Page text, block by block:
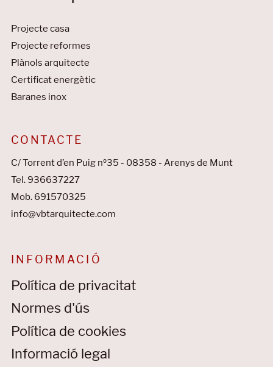
Projecte casa
Projecte reformes
Plànols arquitecte
Certificat energètic
Baranes inox
CONTACTE
C/ Torrent d’en Puig nº35 - 08358 - Arenys de Munt
Tel. 936637227
Mob. 691570325
info@vbtarquitecte.com
INFORMACIÓ
Política de privacitat
Normes d'ús
Política de cookies
Informació legal